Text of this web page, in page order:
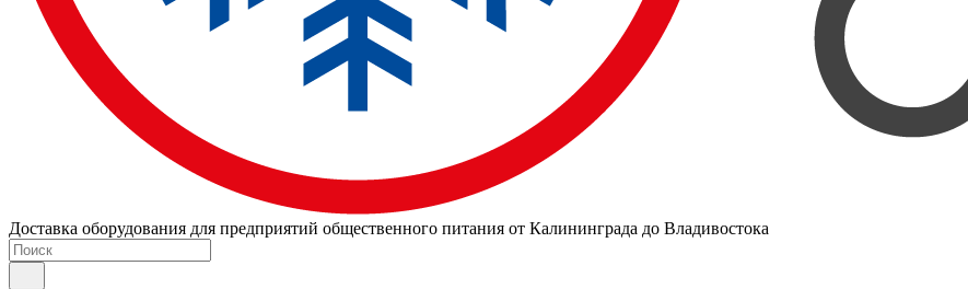
Доставка оборудования для предприятий общественного питания от Калининграда до Владивостока